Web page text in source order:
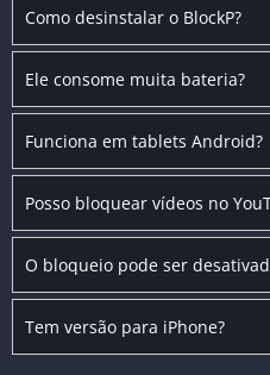
Como desinstalar o BlockP?
Ele consome muita bateria?
Funciona em tablets Android?
Posso bloquear vídeos no
O bloqueio pode ser
Tem versão para iPhone?